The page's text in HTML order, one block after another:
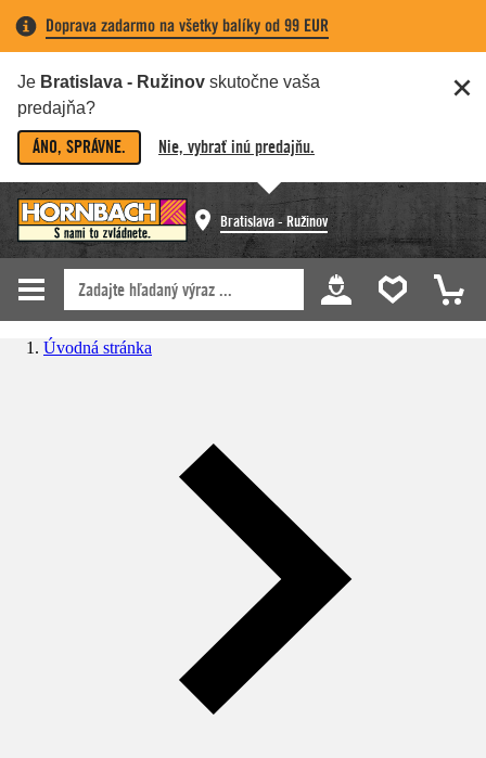
Doprava zadarmo na všetky balíky od 99 EUR
Je Bratislava - Ružinov skutočne vaša
predajňa?
ÁNO, SPRÁVNE. Nie, vybrať inú predajňu.
Bratislava - Ružinov
Úvodná stránka